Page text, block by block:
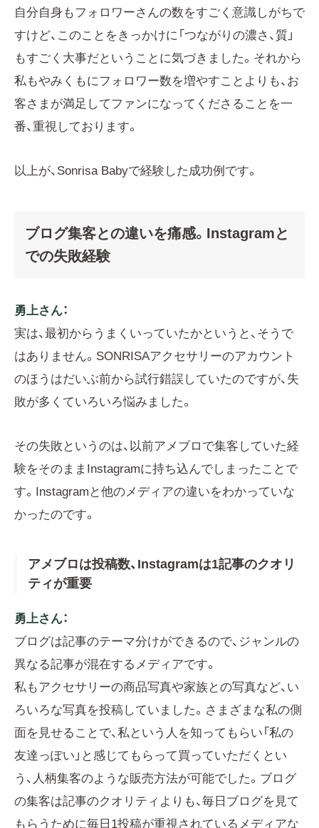
自分自身もフォロワーさんの数をすごく意識しがちで
すけど、このことをきっかけに「つながりの濃さ、質」
もすごく大事だということに気づきました。それから
私もやみくもにフォロワー数を増やすことよりも、お
客さまが満足してファンになってくださることを一
番、重視しております。
以上が、Sonrisa Babyで経験した成功例です。
ブログ集客との違いを痛感。Instagramと
での失敗経験
勇上さん：
実は、最初からうまくいっていたかというと、そうで
はありません。SONRISAアクセサリーのアカウント
のほうはだいぶ前から試行錯誤していたのですが、失
敗が多くていろいろ悩みました。
その失敗というのは、以前アメブロで集客していた経
験をそのままInstagramに持ち込んでしまったことで
す。Instagramと他のメディアの違いをわかっていな
かったのです。
アメブロは投稿数、Instagramは1記事のクオリ
ティが重要
勇上さん：
ブログは記事のテーマ分けができるので、ジャンルの
異なる記事が混在するメディアです。
私もアクセサリーの商品写真や家族との写真など、い
ろいろな写真を投稿していました。さまざまな私の側
面を見せることで、私という人を知ってもらい「私の
友達っぽい」と感じてもらって買っていただくとい
う、人柄集客のような販売方法が可能でした。ブログ
の集客は記事のクオリティよりも、毎日ブログを見て
もらうために毎日1投稿が重視されているメディアな